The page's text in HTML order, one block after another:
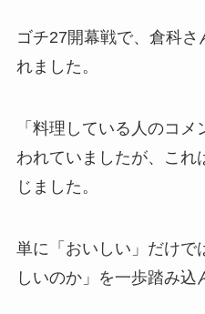
ゴチ27開幕戦で、倉科さ
れました。
「料理している人のコ
われていましたが、これ
じました。
単に「おいしい」だけで
しいのか」を一歩踏み込